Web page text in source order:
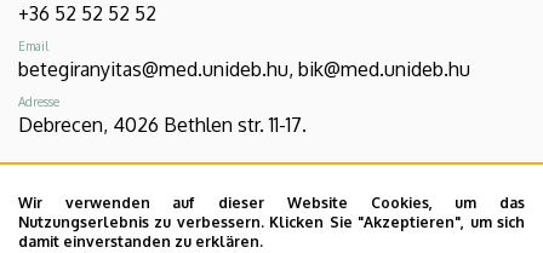
Wir verwenden auf dieser Website Cookies, um das
Nutzungserlebnis zu verbessern. Klicken Sie "Akzeptieren", um sich
damit einverstanden zu erklären.
+36 52 52 52 52
Email
betegiranyitas@med.unideb.hu, bik@med.unideb.hu
Adresse
Debrecen, 4026 Bethlen str. 11-17.
Telefonnummer
+36 54 507 555